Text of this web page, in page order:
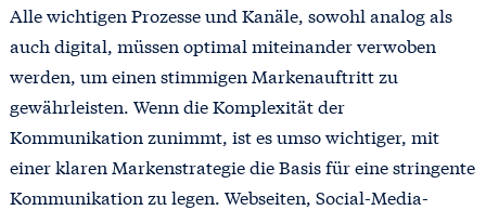
Alle wichtigen Prozesse und Kanäle, sowohl analog als
auch digital, müssen optimal miteinander verwoben
werden, um einen stimmigen Markenauftritt zu
gewährleisten. Wenn die Komplexität der
Kommunikation zunimmt, ist es umso wichtiger, mit
einer klaren Markenstrategie die Basis für eine stringente
Kommunikation zu legen. Webseiten, Social-Media-